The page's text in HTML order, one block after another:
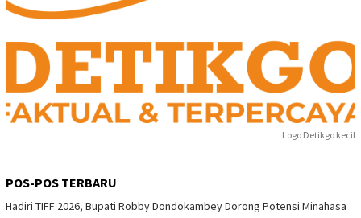
Logo Detikgo kecil
POS-POS TERBARU
Hadiri TIFF 2026, Bupati Robby Dondokambey Dorong Potensi Minahasa